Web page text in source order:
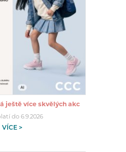
ještě více skvělých akc
do 6.9.2026
VÍCE >